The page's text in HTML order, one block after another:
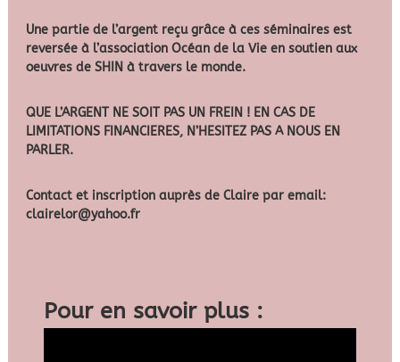
Une partie de l’argent reçu grâce à ces séminaires est
reversée à l’association Océan de la Vie en soutien aux
oeuvres de SHIN à travers le monde.
QUE L’ARGENT NE SOIT PAS UN FREIN ! EN CAS DE
LIMITATIONS FINANCIERES, N’HESITEZ PAS A NOUS EN
PARLER.
Contact et inscription auprès de Claire par email:
clairelor@yahoo.fr
Pour en savoir plus :